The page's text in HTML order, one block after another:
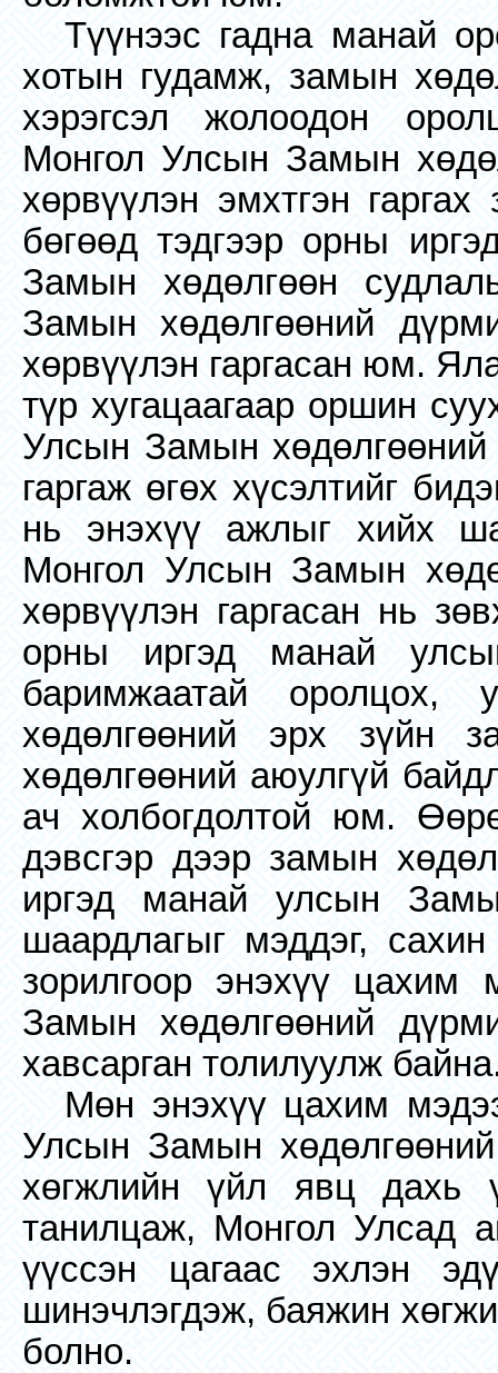
Түүнээс гадна манай
хотын гудамж, замын
хэрэгсэл жолоодон
Монгол Улсын Замын
хөрвүүлэн эмхтгэн
бөгөөд тэдгээр орны
Замын хөдөлгөөн
Замын хөдөлгөөний
хөрвүүлэн гаргасан юм.
түр хугацаагаар оршин
Улсын Замын хөдөлгөөний
гаргаж өгөх хүсэлтийг
нь энэхүү ажлыг хийх
Монгол Улсын Замын
хөрвүүлэн гаргасан нь
орны иргэд манай
баримжаатай
хөдөлгөөний эрх зүйн
хөдөлгөөний аюулгүй
ач холбогдолтой юм.
дэвсгэр дээр замын
иргэд манай улсын
шаардлагыг мэддэг,
зорилгоор энэхүү
Замын хөдөлгөөний
хавсарган толилуулж
Мөн энэхүү цахим
Улсын Замын
хөгжлийн үйл явц дахь
танилцаж, Монгол Улсад
үүссэн цагаас эхлэн
шинэчлэгдэж, баяжин
болно.